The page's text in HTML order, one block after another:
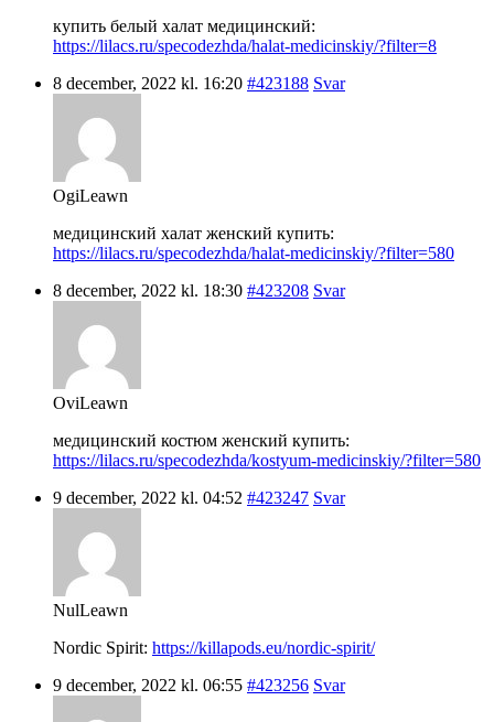
купить белый халат медицинский:
https://lilacs.ru/specodezhda/halat-medicinskiy/?filter=8
8 december, 2022 kl. 16:20 #423188 Svar
OgiLeawn
медицинский халат женский купить:
https://lilacs.ru/specodezhda/halat-medicinskiy/?filter=580
8 december, 2022 kl. 18:30 #423208 Svar
OviLeawn
медицинский костюм женский купить:
https://lilacs.ru/specodezhda/kostyum-medicinskiy/?filter=580
9 december, 2022 kl. 04:52 #423247 Svar
NulLeawn
Nordic Spirit: https://killapods.eu/nordic-spirit/
9 december, 2022 kl. 06:55 #423256 Svar